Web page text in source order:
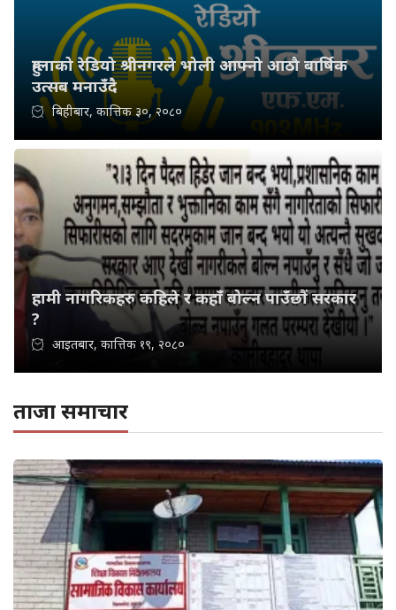
हुम्लाको रेडियो श्रीनगरले भोली आफ्नो आठौ बार्षिक
उत्सब मनाउँदै
बिहीबार, कात्तिक ३०, २०८०
हामी नागरिकहरु कहिले र कहाँ बोल्न पाउँछौं सरकार
?
आइतबार, कात्तिक १९, २०८०
ताजा समाचार